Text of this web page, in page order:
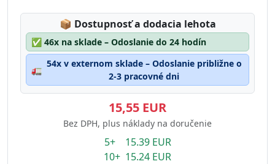
📦 Lagerstatus:
Dostupnosť a dodacia lehota
✅ 46x na sklade – Odoslanie do 24 hodín
🚛
54x v externom sklade – Odoslanie približne o
2-3 pracovné dni
15,55 EUR
Bez DPH, plus náklady na doručenie
5+ 15.39 EUR
10+ 15.24 EUR